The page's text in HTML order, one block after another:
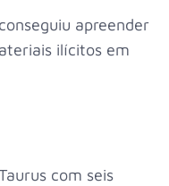
apreender
ilícitos em
com seis